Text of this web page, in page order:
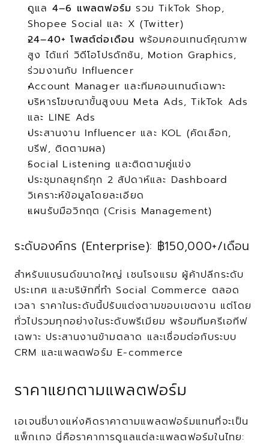
ดูแล 4–6 แพลตฟอร์ม รวม TikTok Shop,
Shopee Social และ X (Twitter)
24–40+ โพสต์ต่อเดือน พร้อมคอนเทนต์คุณภาพ
สูง ได้แก่ วิดีโอโปรดักชัน, Motion Graphics,
ร่วมงานกับ Influencer
Account Manager และทีมคอนเทนต์เฉพาะ
บริหารโฆษณาขั้นสูงบน Meta Ads, TikTok Ads
และ LINE Ads
ประสานงาน Influencer และ KOL (คัดเลือก,
บรีฟ, ติดตามผล)
Social Listening และติดตามคู่แข่ง
ประชุมกลยุทธ์ทุก 2 สัปดาห์และ Dashboard
วิเคราะห์ข้อมูลโดยละเอียด
แผนรับมือวิกฤต (Crisis Management)
ระดับองค์กร (Enterprise): ฿150,000+/เดือน
สำหรับแบรนด์ขนาดใหญ่ เชนโรงแรม ผู้ค้าปลีกระดับ
ประเทศ และบริษัทที่ทำ Social Commerce ตลอด
เวลา ราคาในระดับนี้ปรับแต่งตามขอบเขตงาน แต่โดย
ทั่วไปรวมทุกอย่างในระดับพรีเมียม พร้อมทีมครีเอทีฟ
เฉพาะ ประสานงานข้ามตลาด และเชื่อมต่อกับระบบ
CRM และแพลตฟอร์ม E-commerce
ราคาแยกตามแพลตฟอร์ม
เอเจนซี่บางแห่งคิดราคาตามแพลตฟอร์มแทนที่จะเป็น
แพ็กเกจ นี่คือราคาการดูแลแต่ละแพลตฟอร์มในไทย: